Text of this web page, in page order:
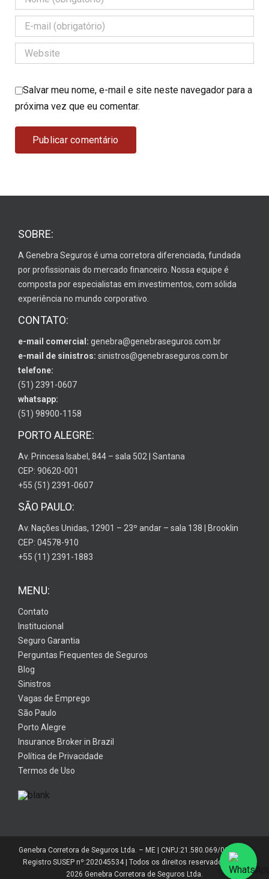
Salvar meu nome, e-mail e site neste navegador para a
próxima vez que eu comentar.
SOBRE:
A Genebra Seguros é uma corretora diferenciada, fundada
por profissionais do mercado financeiro. Nossa equipe é
composta por especialistas em investimentos, com sólida
experiência no mundo corporativo.
CONTATO:
e-mail comercial: genebra@genebraseguros.com.br
e-mail de sinistros: sinistros@genebraseguros.com.br
telefone:
(51) 2391-0607
whatsapp:
(51) 98900-1158
PORTO ALEGRE:
Av. Princesa Isabel, 844 – sala 502 | Santana
CEP: 90620-001
+55 (51) 2391-0607
SÃO PAULO:
Av. Nações Unidas, 12901 – 23º andar – sala 138 | Brooklin
CEP: 04578-910
+55 (11) 2391-1883
MENU:
Contato
Institucional
Seguro Garantia
Perguntas Frequentes de Seguros
Blog
Sinistros
Vagas de Emprego
São Paulo
Porto Alegre
Insurance Broker in Brazil
Política de Privacidade
Termos de Uso
Genebra Corretora de Seguros Ltda. – ME | CNPJ:21.580.069/0001-01 |
Registro SUSEP nº:202045534 | Todos os direitos reservados 2014-
2026 Genebra Corretora de Seguros Ltda.